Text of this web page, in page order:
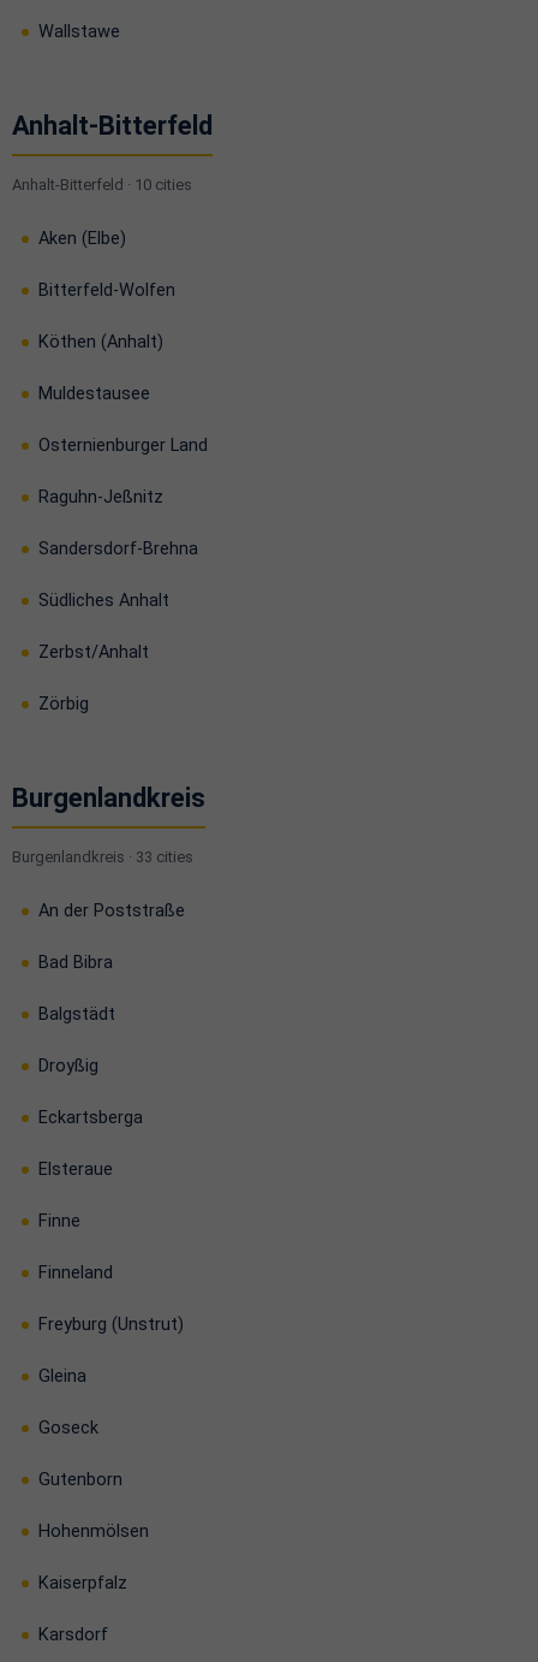
Wallstawe
Anhalt-Bitterfeld
Anhalt-Bitterfeld · 10 cities
Aken (Elbe)
Bitterfeld-Wolfen
Köthen (Anhalt)
Muldestausee
Osternienburger Land
Raguhn-Jeßnitz
Sandersdorf-Brehna
Südliches Anhalt
Zerbst/Anhalt
Zörbig
Burgenlandkreis
Burgenlandkreis · 33 cities
An der Poststraße
Bad Bibra
Balgstädt
Droyßig
Eckartsberga
Elsteraue
Finne
Finneland
Freyburg (Unstrut)
Gleina
Goseck
Gutenborn
Hohenmölsen
Kaiserpfalz
Karsdorf